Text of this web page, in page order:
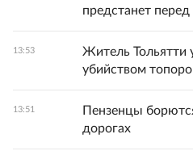
предстанет
13:53
Житель Тольятти
убийством
13:51
Пензенцы
дорогах